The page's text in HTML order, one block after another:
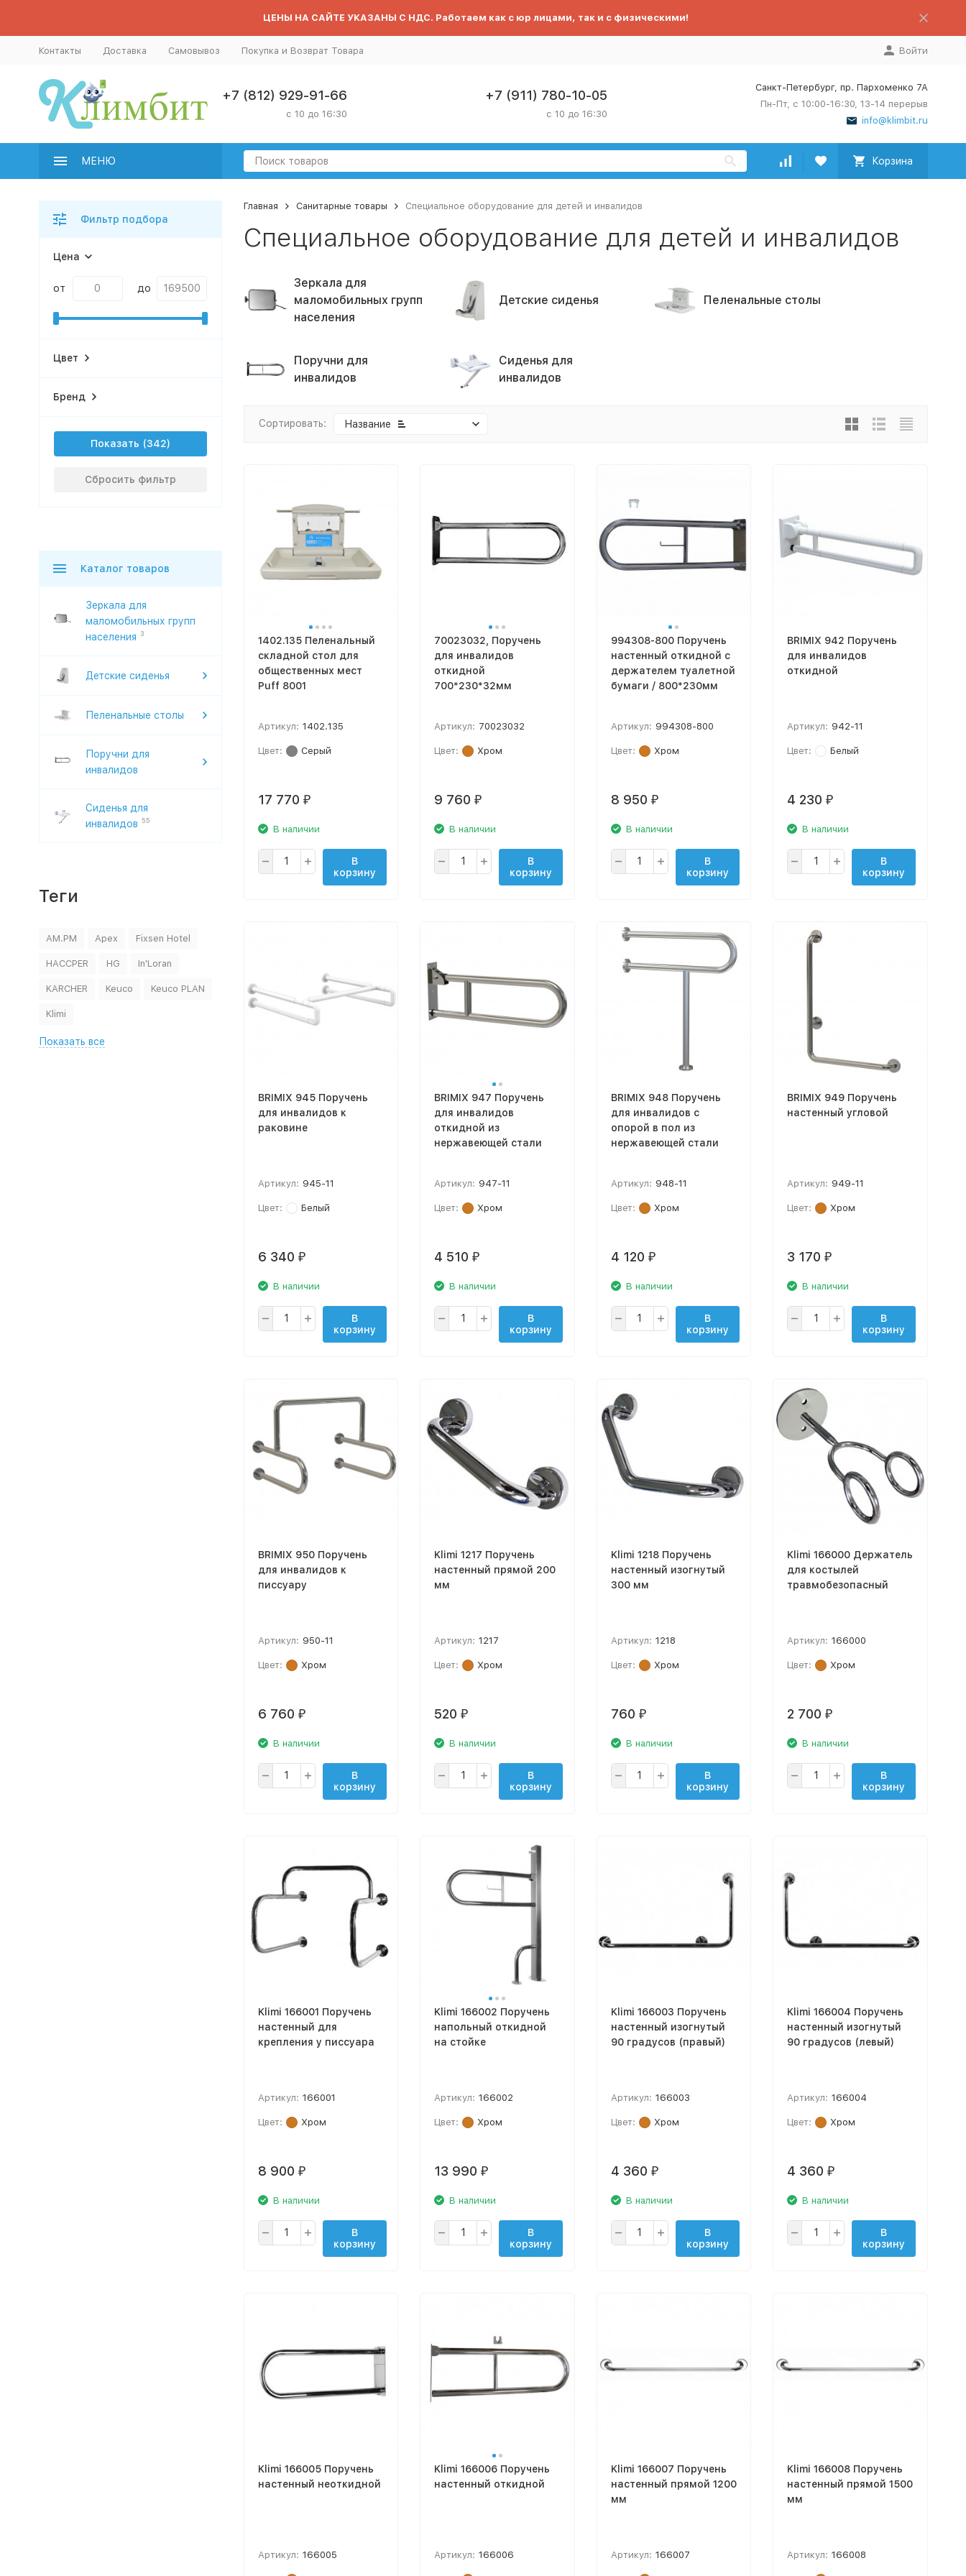
ЦЕНЫ НА САЙТЕ УКАЗАНЫ С НДС. Работаем как с юр лицами, так и с физическими!
Контакты Доставка Самовывоз Покупка и Возврат Товара Войти
+7 (812) 929-91-66
с 10 до 16:30
+7 (911) 780-10-05
с 10 до 16:30
Санкт-Петербург, пр. Пархоменко 7А
Пн-Пт, с 10:00-16:30, 13-14 перерыв
info@klimbit.ru
МЕНЮ Корзина
Главная Санитарные товары Специальное оборудование для детей и инвалидов
Специальное оборудование для детей и инвалидов
Зеркала для
маломобильных групп
населения
Детские сиденья Пеленальные столы
Поручни для
инвалидов
Сиденья для
инвалидов
Сортировать: Название
1402.135 Пеленальный
складной стол для
общественных мест
Puff 8001
Артикул: 1402.135
Цвет: Серый
17 770 ₽
В наличии
В
корзину
70023032, Поручень
для инвалидов
откидной
700*230*32мм
Артикул: 70023032
Цвет: Хром
9 760 ₽
В наличии
В
корзину
994308-800 Поручень
настенный откидной с
держателем туалетной
бумаги / 800*230мм
Артикул: 994308-800
Цвет: Хром
8 950 ₽
В наличии
В
корзину
BRIMIX 942 Поручень
для инвалидов
откидной
Артикул: 942-11
Цвет: Белый
4 230 ₽
В наличии
В
корзину
BRIMIX 945 Поручень
для инвалидов к
раковине
Артикул: 945-11
Цвет: Белый
6 340 ₽
В наличии
В
корзину
BRIMIX 947 Поручень
для инвалидов
откидной из
нержавеющей стали
Артикул: 947-11
Цвет: Хром
4 510 ₽
В наличии
В
корзину
BRIMIX 948 Поручень
для инвалидов с
опорой в пол из
нержавеющей стали
Артикул: 948-11
Цвет: Хром
4 120 ₽
В наличии
В
корзину
BRIMIX 949 Поручень
настенный угловой
Артикул: 949-11
Цвет: Хром
3 170 ₽
В наличии
В
корзину
BRIMIX 950 Поручень
для инвалидов к
писсуару
Артикул: 950-11
Цвет: Хром
6 760 ₽
В наличии
В
корзину
Klimi 1217 Поручень
настенный прямой 200
мм
Артикул: 1217
Цвет: Хром
520 ₽
В наличии
В
корзину
Klimi 1218 Поручень
настенный изогнутый
300 мм
Артикул: 1218
Цвет: Хром
760 ₽
В наличии
В
корзину
Klimi 166000 Держатель
для костылей
травмобезопасный
Артикул: 166000
Цвет: Хром
2 700 ₽
В наличии
В
корзину
Klimi 166001 Поручень
настенный для
крепления у писсуара
Артикул: 166001
Цвет: Хром
8 900 ₽
В наличии
В
корзину
Klimi 166002 Поручень
напольный откидной
на стойке
Артикул: 166002
Цвет: Хром
13 990 ₽
В наличии
В
корзину
Klimi 166003 Поручень
настенный изогнутый
90 градусов (правый)
Артикул: 166003
Цвет: Хром
4 360 ₽
В наличии
В
корзину
Klimi 166004 Поручень
настенный изогнутый
90 градусов (левый)
Артикул: 166004
Цвет: Хром
4 360 ₽
В наличии
В
корзину
Klimi 166005 Поручень
настенный неоткидной
Артикул: 166005
Klimi 166006 Поручень
настенный откидной
Артикул: 166006
Klimi 166007 Поручень
настенный прямой 1200
мм
Артикул: 166007
Klimi 166008 Поручень
настенный прямой 1500
мм
Артикул: 166008
Фильтр подбора
Цена
от до
Цвет
Бренд
Показать
Сбросить фильтр
Каталог товаров
Зеркала для
маломобильных групп
населения 3
Детские сиденья
Пеленальные столы
Поручни для
инвалидов
Сиденья для
инвалидов 55
Теги
AM.PM Apex Fixsen Hotel
HACCPER HG In'Loran
KARCHER Keuco Keuco PLAN
Klimi
Показать все